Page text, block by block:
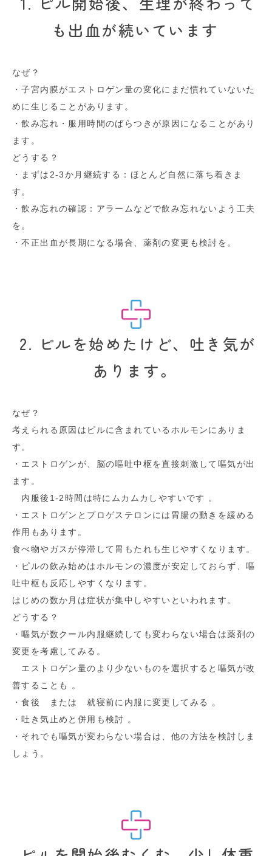
も出血が続いています
なぜ？
・子宮内膜がエストロゲン量の変化にまだ慣れていないた
めに生じることがあります。
・飲み忘れ・服用時間のばらつきが原因になることがあり
ます。
どうする？
・まずは2-3か月継続する：ほとんど自然に落ち着きま
す。
・飲み忘れの確認：アラームなどで飲み忘れないよう工夫
を。
・不正出血が長期になる場合、薬剤の変更も検討を。
2. ピルを始めたけど、吐き気が
あります。
なぜ？
考えられる原因はピルに含まれているホルモンにありま
す。
・エストロゲンが、脳の嘔吐中枢を直接刺激して嘔気が出
ます。
内服後1-2時間は特にムカムカしやすいです 。
・エストロゲンとプロゲステロンには胃腸の動きを緩める
作用もあります。
食べ物やガスが停滞して胃もたれも生じやすくなります。
・ピルの飲み始めはホルモンの濃度が安定しておらず、嘔
吐中枢も反応しやすくなります。
はじめの数か月は症状が集中しやすいといわれます。
どうする？
・嘔気が数クール内服継続しても変わらない場合は薬剤の
変更を考慮してみる。
エストロゲン量のより少ないものを選択すると嘔気が改
善することも 。
・食後 または 就寝前に内服に変更してみる 。
・吐き気止めと併用も検討 。
・それでも嘔気が変わらない場合は、他の方法を検討しま
しょう。